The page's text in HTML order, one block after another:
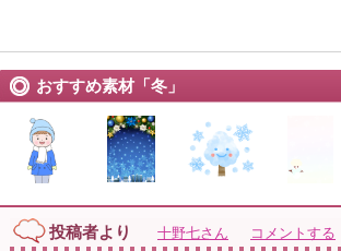
おすすめ素材「冬」
投稿者より 十野七さん コメントする